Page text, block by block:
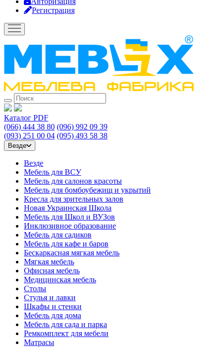
Регистрация
Каталог PDF
(066) 444 38 80 (096) 992 09 39
(093) 251 00 04 (095) 493 58 38
Везде
Везде
Мебель для ВСУ
Мебель для салонов красоты
Мебель для бомбоубежищ и укрытий
Кресла для зрительных залов
Новая Украинская Школа
Мебель для Школ и ВУЗов
Инклюзивное образование
Мебель для садиков
Мебель для кафе и баров
Бескаркасная мягкая мебель
Мягкая мебель
Офисная мебель
Медицинская мебель
Столы
Стулья и лавки
Шкафы и стенки
Мебель для дома
Мебель для сада и парка
Ремкомплект для мебели
Матрасы